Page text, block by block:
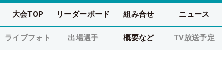
大会TOP リーダーボード 組み合せ ニュース
ライブフォト 出場選手 概要など TV放送予定